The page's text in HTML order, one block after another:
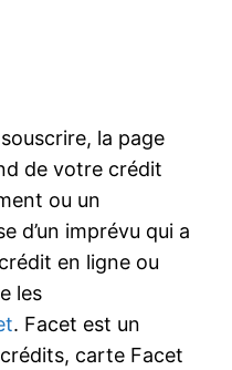
la page
de votre crédit
ou un
d’un imprévu qui a
en ligne ou
les
. Facet est un
carte Facet